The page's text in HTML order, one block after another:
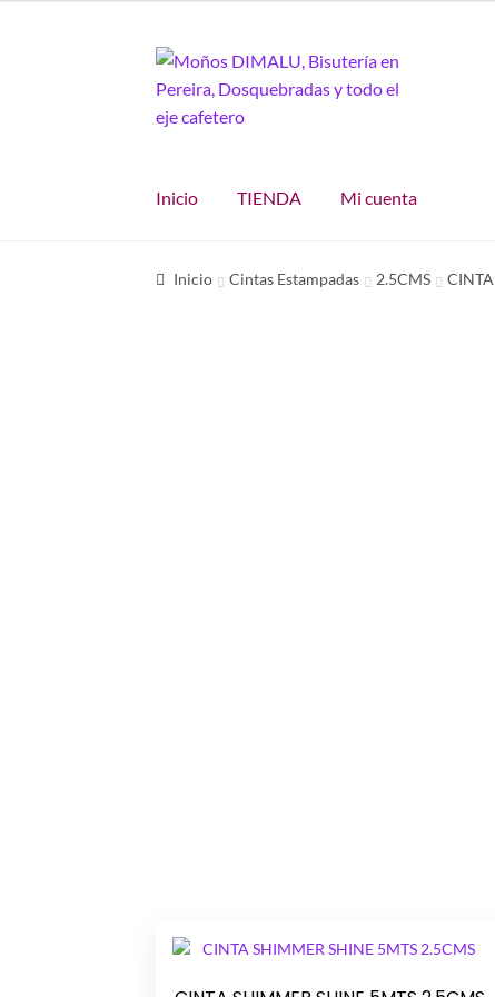
Ir
a
la
Ir
al
contenido
Inicio TIENDA Mi cuenta
Inicio Cintas Estampadas 2.5CMS